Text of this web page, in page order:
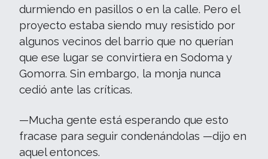
durmiendo en pasillos o en la calle. Pero el
proyecto estaba siendo muy resistido por
algunos vecinos del barrio que no querían
que ese lugar se convirtiera en Sodoma y
Gomorra. Sin embargo, la monja nunca
cedió ante las críticas.
—Mucha gente está esperando que esto
fracase para seguir condenándolas —dijo en
aquel entonces.